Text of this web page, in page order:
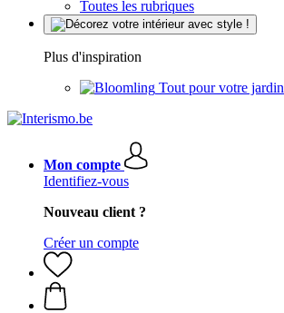
Toutes les rubriques
Plus d'inspiration
Tout pour votre jardin
Mon compte
Identifiez-vous
Nouveau client ?
Créer un compte